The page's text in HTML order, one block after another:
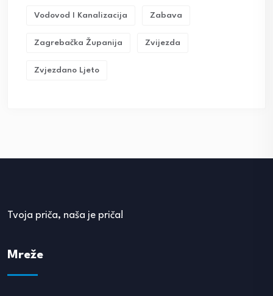
Vodovod I Kanalizacija Zabava
Zagrebačka Županija Zvijezda
Zvjezdano Ljeto
Tvoja priča, naša je priča!
Mreže